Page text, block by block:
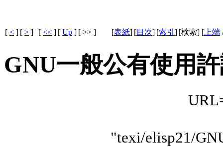
[ < ] [ > ] [ << ] [ Up ] [ >> ] [表紙] [目次] [索引 ] [検索] [ 上端
GNU一般公有使用
"texi/elisp21/